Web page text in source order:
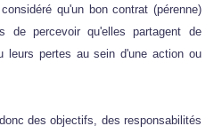
qu'un bon contrat (pérenne)
de percevoir qu'elles partagent de
leurs pertes au sein d'une action ou
des objectifs, des responsabilités